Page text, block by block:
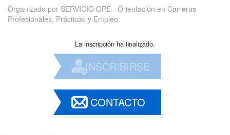
Organizado por SERVICIO OPE - Orientación en Carreras
Profesionales, Prácticas y Empleo
La inscripción ha finalizado.
INSCRIBIRSE
CONTACTO